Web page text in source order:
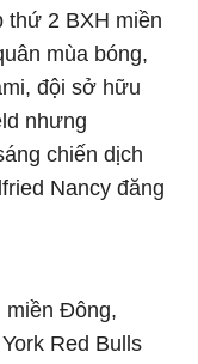
thứ 2 BXH miền
mùa bóng,
đội sở hữu
nhưng
chiến dịch
Nancy đăng
miền Đông,
Red Bulls